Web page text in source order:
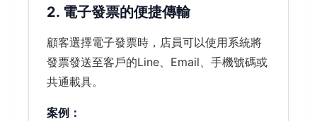
2. 電子發票的便捷傳輸
顧客選擇電子發票時，店員可以使用系統將
發票發送至客戶的Line、Email、手機號碼或
共通載具。
案例：